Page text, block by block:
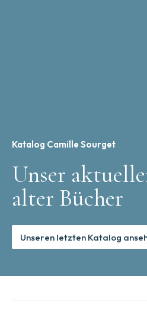
Katalog Camille Sourget
Unser
alter Bücher
Unseren letzten Katalog